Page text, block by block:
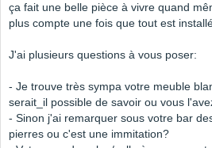
ça fait une belle pièce à vivre quand
plus compte une fois que tout est
J'ai plusieurs questions à vous poser:
- Je trouve très sympa votre meuble
serait_il possible de savoir ou vous
- Sinon j'ai remarquer sous votre bar
pierres ou c'est une immitation?